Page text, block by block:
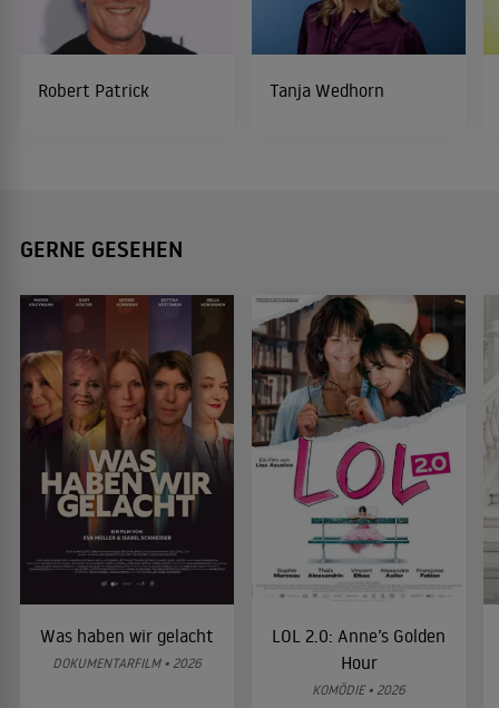
Robert Patrick Tanja Wedhorn
GERNE GESEHEN
Was haben wir gelacht
DOKUMENTARFILM • 2026
LOL 2.0: Anne’s Golden
Hour
KOMÖDIE • 2026